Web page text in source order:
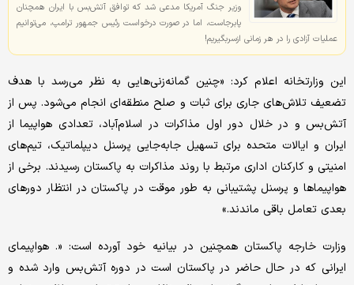
وزیر جنگ آمریکا مدعی شد که توافق آتش‌بس با ایران همچنان
پابرجاست، اما در صورت درخواست رئیس جمهور ترامپ، می‌‌توانیم
عملیات آزادی را در هر زمانی ازسربگیریم!
این وزارتخانه اعلام کرد: «چنین گمانه‌زنی‌هایی به نظر می‌رسد با هدف
تضعیف تلاش‌های جاری برای ثبات و صلح منطقه‌ای انجام می‌شود. پس از
آتش‌بس و در خلال دور اول مذاکرات در اسلام‌آباد، تعدادی هواپیما از
ایران و ایالات متحده برای تسهیل جابه‌جایی پرسنل دیپلماتیک، تیم‌های
امنیتی و کارکنان اداری مرتبط با روند مذاکرات به پاکستان رسیدند. برخی از
هواپیماها و پرسنل پشتیبانی به طور موقت در پاکستان در انتظار دورهای
بعدی تعامل باقی ماندند.»
وزارت خارجه پاکستان همچنین در بیانیه خود آورده است: «. هواپیمای
ایرانی که در حال حاضر در پاکستان است در دوره آتش‌بس وارد شده و